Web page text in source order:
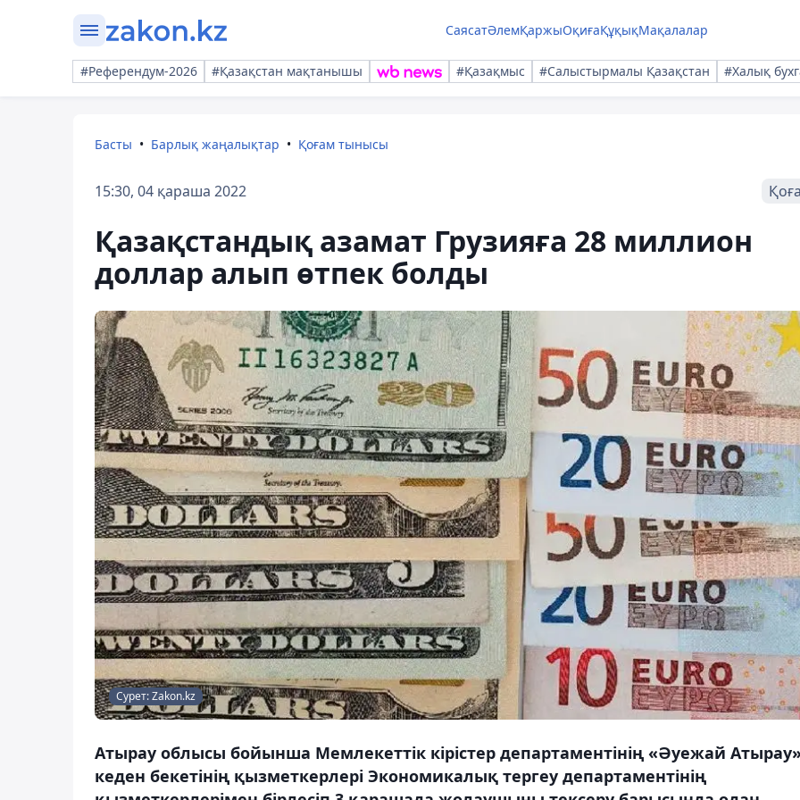
СаясатӘлемҚаржыОқиғаҚұқықМақалалар
#Референдум-2026 #Қазақстан мақтанышы #Қазақмыс #Салыстырмалы Қазақстан #Халық
Басты Барлық жаңалықтар Қоғам тынысы
15:30, 04 қараша 2022
Қазақстандық азамат Грузияға 28 миллион
доллар алып өтпек болды
Сурет: Zakon.kz
Атырау облысы бойынша Мемлекеттік кірістер департаментінің «Әуежай
кеден бекетінің қызметкерлері Экономикалық тергеу департаментінің